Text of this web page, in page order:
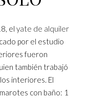
el yate de alquiler
por el estudio
fueron
también trabajó
interiores. El
con baño: 1